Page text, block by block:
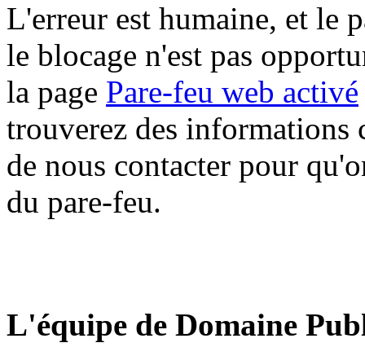
L'erreur est humaine, et le
le blocage n'est pas
la page Pare-feu web activé
trouverez des informations
de nous contacter pour
du pare-feu.
L'équipe de Domaine